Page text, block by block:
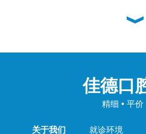
佳德口
精细 • 平价
关于我们 就诊环境